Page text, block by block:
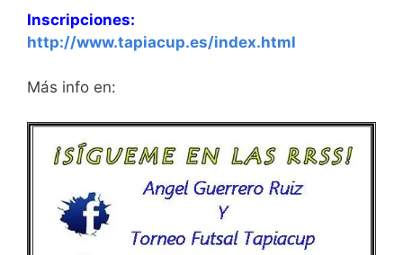
Inscripciones:
http://www.tapiacup.es/index.html
Más info en: